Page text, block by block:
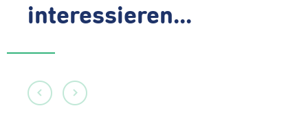
interessieren...